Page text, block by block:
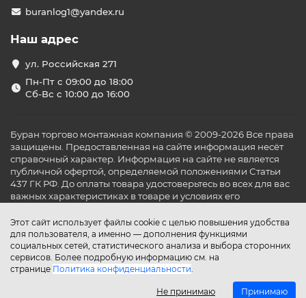
Этот сайт использует файлы cookie с целью повышения удобства
для пользователя, а именно — дополнения функциями
социальных сетей, статистического анализа и выбора сторонних
сервисов. Более подробную информацию см. на
странице Политика конфиденциальности.
Не принимаю Принимаю
buranlog1@yandex.ru
Наш адрес
ул. Российская 271
Пн-Пт с 09:00 до 18:00
Сб-Вс с 10:00 до 16:00
Буран торгово монтажная компания © 2009-2026 Все права
защищены. Предоставленная на сайте информация несёт
справочный характер. Информация на сайте не является
публичной офертой, определяемой положениями Статьи
437 ГК РФ. До оплаты товара удостоверьтесь во всех для вас
важных характеристиках в товаре и условиях его